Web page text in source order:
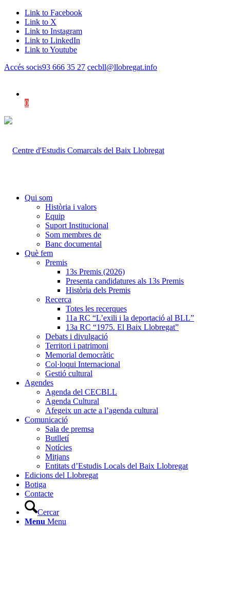
Link to Facebook
Link to X
Link to Instagram
Link to LinkedIn
Link to Youtube
Accés socis93 666 35 27 cecbll@llobregat.info
0
Qui som
Història i valors
Equip
Suport Institucional
Som membres de
Banc documental
Què fem
Premis
13s Premis (2026)
Presenta candidatures als 13s Premis
Història dels Premis
Recerca
Totes les recerques
11a RC “L’exili i la deportació al BLL”
13a RC “1975. El Baix Llobregat”
Debats i divulgació
Territori i patrimoni
Memorial democràtic
Col·loqui Internacional
Gestió cultural
Agendes
Agenda del CECBLL
Agenda Cultural
Afegeix un acte a l’agenda cultural
Comunicació
Sala de premsa
Butlletí
Notícies
Mitjans
Entitats d’Estudis Locals del Baix Llobregat
Edicions del Llobregat
Botiga
Contacte
Cercar
Menu Menu